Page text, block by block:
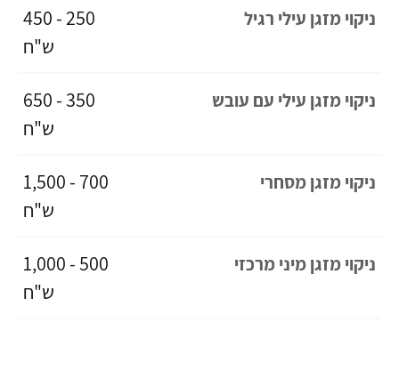
ניקוי מזגן עילי רגיל
250 - 450
ש"ח
ניקוי מזגן עילי עם עובש
350 - 650
ש"ח
ניקוי מזגן מסחרי
700 - 1,500
ש"ח
ניקוי מזגן מיני מרכזי
500 - 1,000
ש"ח